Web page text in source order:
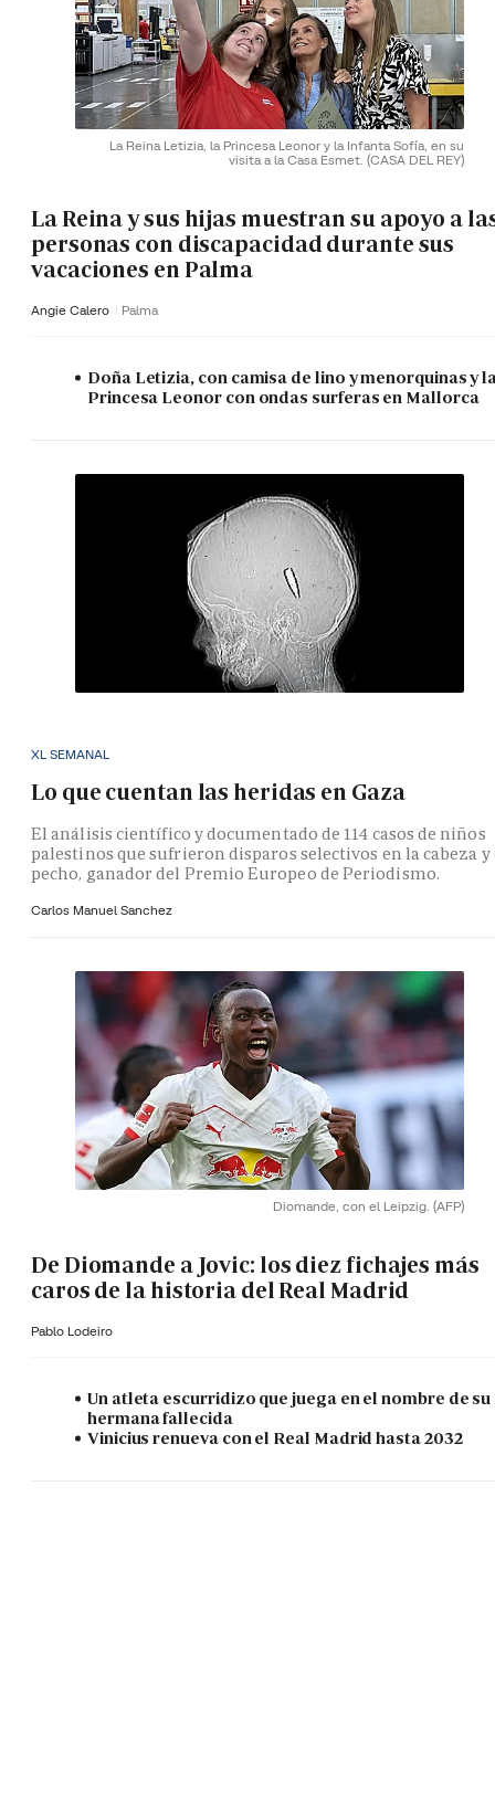
La Reina Letizia, la Princesa Leonor y la Infanta Sofía, en su
visita a la Casa Esmet. (CASA DEL REY)
La Reina y sus hijas muestran su apoyo a
personas con discapacidad durante sus
vacaciones en Palma
Angie Calero Palma
Doña Letizia, con camisa de lino y menorquinas y
Princesa Leonor con ondas surferas en Mallorca
XL SEMANAL
Lo que cuentan las heridas en Gaza
El análisis científico y documentado de 114 casos de niños
palestinos que sufrieron disparos selectivos en la cabeza y
pecho, ganador del Premio Europeo de Periodismo.
Carlos Manuel Sanchez
Diomande, con el Leipzig. (AFP)
De Diomande a Jovic: los diez fichajes más
caros de la historia del Real Madrid
Pablo Lodeiro
Un atleta escurridizo que juega en el nombre de su
hermana fallecida
Vinicius renueva con el Real Madrid hasta 2032